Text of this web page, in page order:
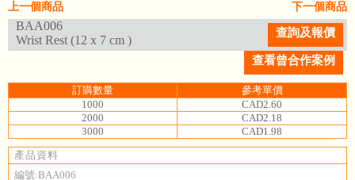
下一個商品
上一個商品
BAA006
Wrist Rest (12 x 7 cm )
查詢及報價
查看曾合作案例
訂購數量
參考單價
1000
CAD2.60
2000
CAD2.18
3000
CAD1.98
產品資料
編號:BAA006